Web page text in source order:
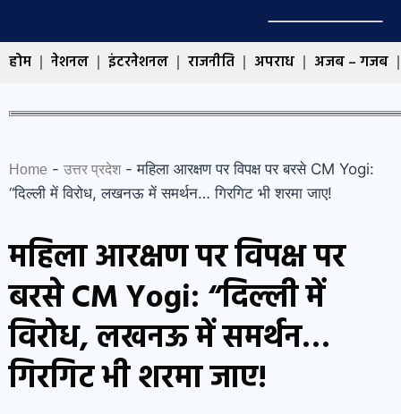
होम नेशनल इंटरनेशनल राजनीति अपराध अजब – गजब
Home - उत्तर प्रदेश-महिला आरक्षण पर विपक्ष पर बरसे CM Yogi:
“दिल्ली में विरोध, लखनऊ में समर्थन… गिरगिट भी शरमा जाए!
महिला आरक्षण पर विपक्ष पर
बरसे CM Yogi: “दिल्ली में
विरोध, लखनऊ में समर्थन…
गिरगिट भी शरमा जाए!